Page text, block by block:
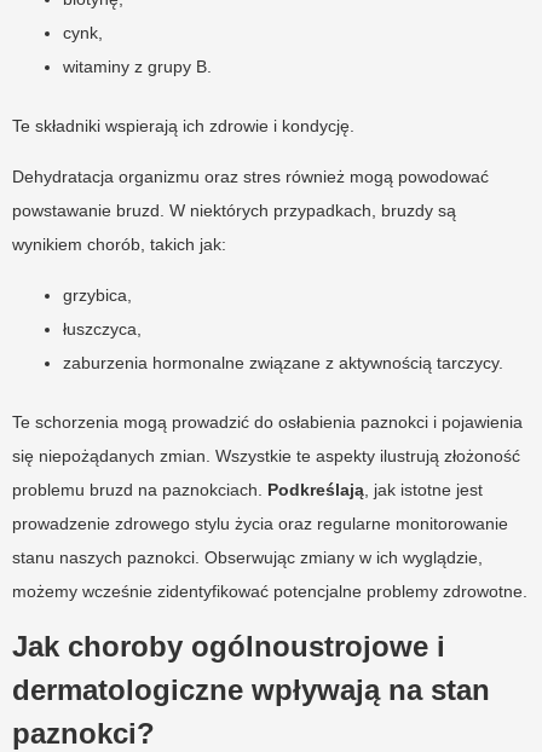
cynk,
witaminy z grupy B.
Te składniki wspierają ich zdrowie i kondycję.
Dehydratacja organizmu oraz stres również mogą powodować
powstawanie bruzd. W niektórych przypadkach, bruzdy są
wynikiem chorób, takich jak:
grzybica,
łuszczyca,
zaburzenia hormonalne związane z aktywnością tarczycy.
Te schorzenia mogą prowadzić do osłabienia paznokci i pojawienia
się niepożądanych zmian. Wszystkie te aspekty ilustrują złożoność
problemu bruzd na paznokciach. Podkreślają , jak istotne jest
prowadzenie zdrowego stylu życia oraz regularne monitorowanie
stanu naszych paznokci. Obserwując zmiany w ich wyglądzie,
możemy wcześnie zidentyfikować potencjalne problemy zdrowotne.
Jak choroby ogólnoustrojowe i
dermatologiczne wpływają na stan
paznokci?